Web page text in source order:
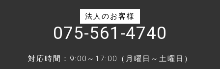
法人のお客様
075-561-4740
対応時間：9:00～17:00（月曜日～土曜日）